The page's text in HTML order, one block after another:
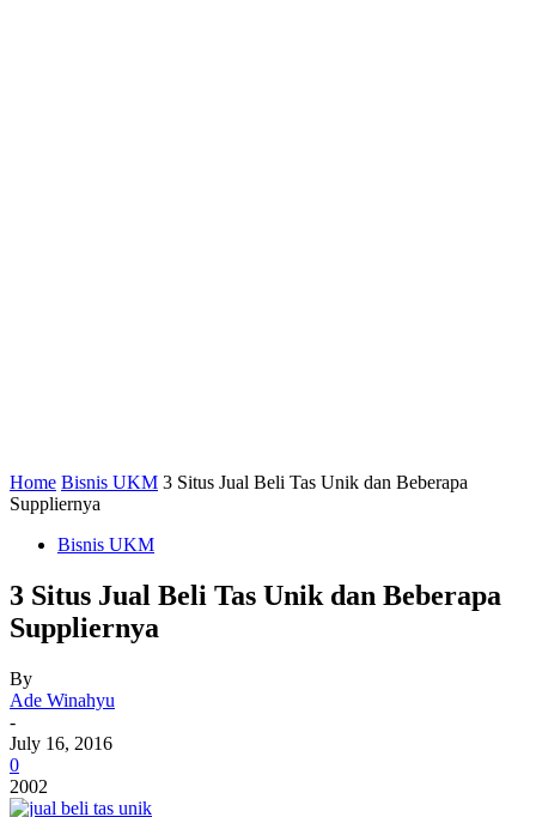
Home Bisnis UKM 3 Situs Jual Beli Tas Unik dan Beberapa
Suppliernya
Bisnis UKM
3 Situs Jual Beli Tas Unik dan Beberapa
Suppliernya
By
Ade Winahyu
-
July 16, 2016
0
2002